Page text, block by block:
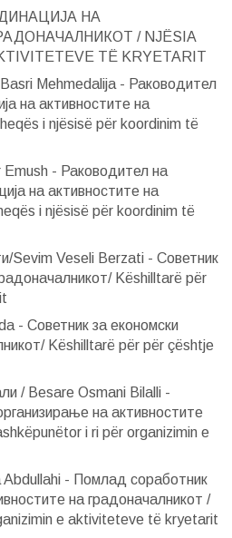
НА
/ NJËSIA
TË KRYETARIT
Mehmedalija - Раководител
на активностите на
i njësisë për koordinim të
- Раководител на
на активностите на
i njësisë për koordinim të
Sevim Veseli Berzati - Советник
Këshilltarë për
- Советник за економски
Këshilltarë për për çështje
/ Besare Osmani Bilalli -
на активностите
i ri për organizimin e
- Помлад соработник
на градоначалникот /
e aktiviteteve të kryetarit